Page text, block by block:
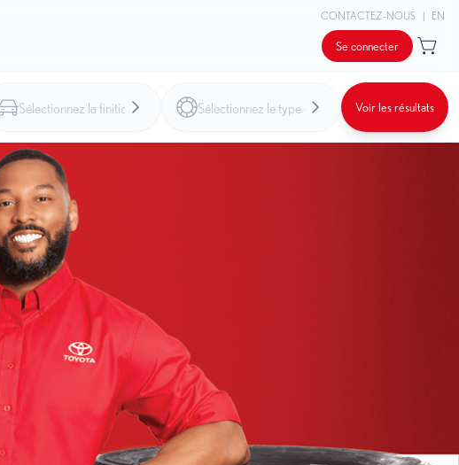
CONTACTEZ-NOUS | EN
Se connecter
Voir les résultats